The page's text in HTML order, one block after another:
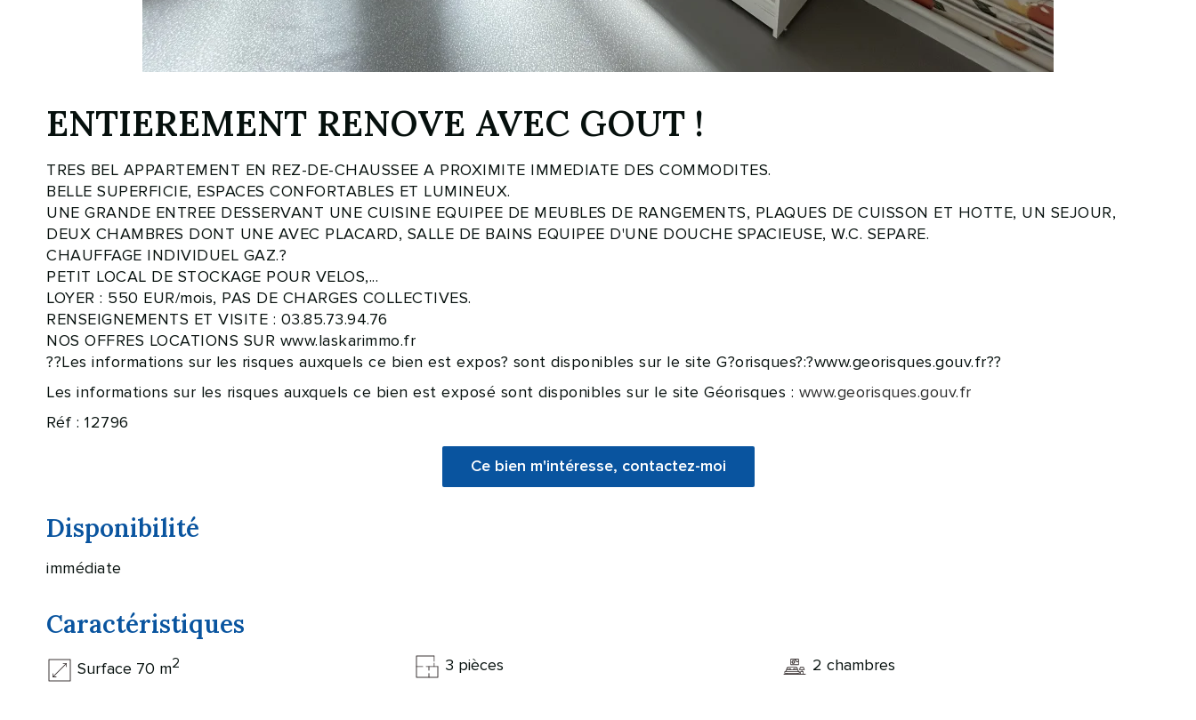
ENTIEREMENT RENOVE AVEC GOUT !
TRES BEL APPARTEMENT EN REZ-DE-CHAUSSEE A PROXIMITE IMMEDIATE DES COMMODITES.
BELLE SUPERFICIE, ESPACES CONFORTABLES ET LUMINEUX.
UNE GRANDE ENTREE DESSERVANT UNE CUISINE EQUIPEE DE MEUBLES DE RANGEMENTS, PLAQUES DE CUISSON ET HOTTE, UN SEJOUR,
DEUX CHAMBRES DONT UNE AVEC PLACARD, SALLE DE BAINS EQUIPEE D'UNE DOUCHE SPACIEUSE, W.C. SEPARE.
CHAUFFAGE INDIVIDUEL GAZ.?
PETIT LOCAL DE STOCKAGE POUR VELOS,...
LOYER : 550 EUR/mois, PAS DE CHARGES COLLECTIVES.
RENSEIGNEMENTS ET VISITE : 03.85.73.94.76
NOS OFFRES LOCATIONS SUR www.laskarimmo.fr
??Les informations sur les risques auxquels ce bien est expos? sont disponibles sur le site G?orisques?:?www.georisques.gouv.fr??
Les informations sur les risques auxquels ce bien est exposé sont disponibles sur le site Géorisques : www.georisques.gouv.fr
Réf : 12796
Ce bien m'intéresse, contactez-moi
Disponibilité
immédiate
Caractéristiques
Surface 70 m2 3 pièces 2 chambres